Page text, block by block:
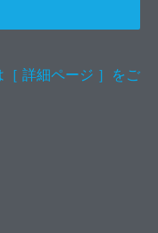
詳細ページ ］をご